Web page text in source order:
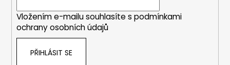
Vložením e-mailu souhlasíte s podmínkami
ochrany osobních údajů
PŘIHLÁSIT SE